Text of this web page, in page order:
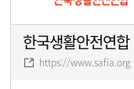
한국생활안전연합
https://www.safia.org